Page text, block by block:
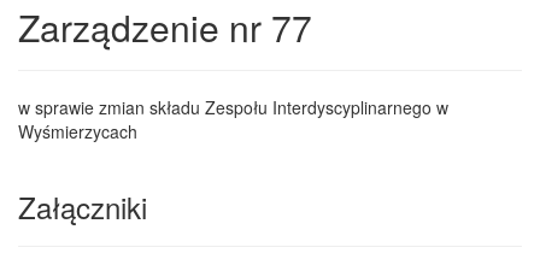
Zarządzenie nr 77
w sprawie zmian składu Zespołu Interdyscyplinarnego w
Wyśmierzycach
Załączniki